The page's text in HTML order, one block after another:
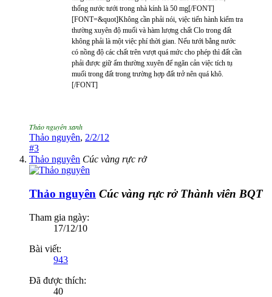
thống nước tưới trong nhà kính là 50 mg[/FONT]
[FONT=&quot]Không cần phải nói, việc tiến hành kiểm tra
thường xuyên độ muối và hàm lượng chất Clo trong đất
không phải là một việc phí thời gian. Nếu tưới bằng nước
có nồng độ các chất trên vượt quá mức cho phép thì đất cần
phải được giữ ẩm thường xuyên để ngăn cản việc tích tụ
muối trong đất trong trường hợp đất trở nên quá khô.
[/FONT]
Thảo nguyên xanh
Thảo nguyên, 2/2/12
#3
Thảo nguyên Cúc vàng rực rở
Thảo nguyên Cúc vàng rực rở Thành viên BQT
Tham gia ngày:
17/12/10
Bài viết:
943
Đã được thích:
40